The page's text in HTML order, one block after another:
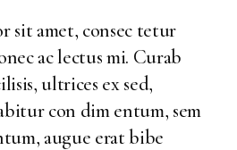
sit amet, consec tetur
ac lectus mi. Curab
ultrices ex sed,
con dim entum, sem
augue erat bibe